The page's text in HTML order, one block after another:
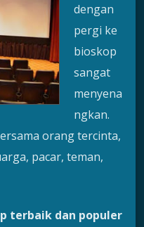
dengan
pergi ke
bioskop
sangat
menyena
ngkan.
orang tercinta,
pacar, teman,
terbaik dan populer